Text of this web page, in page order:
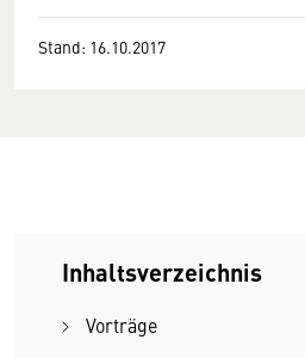
Stand: 16.10.2017
Inhaltsverzeichnis
Vorträge